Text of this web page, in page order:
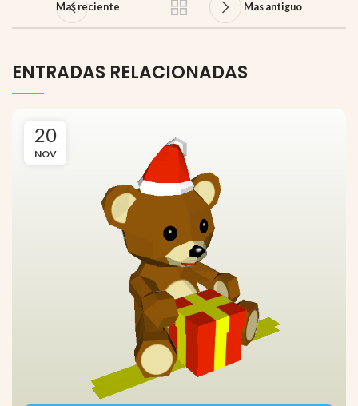
Mas reciente Mas antiguo
ENTRADAS RELACIONADAS
20
NOV